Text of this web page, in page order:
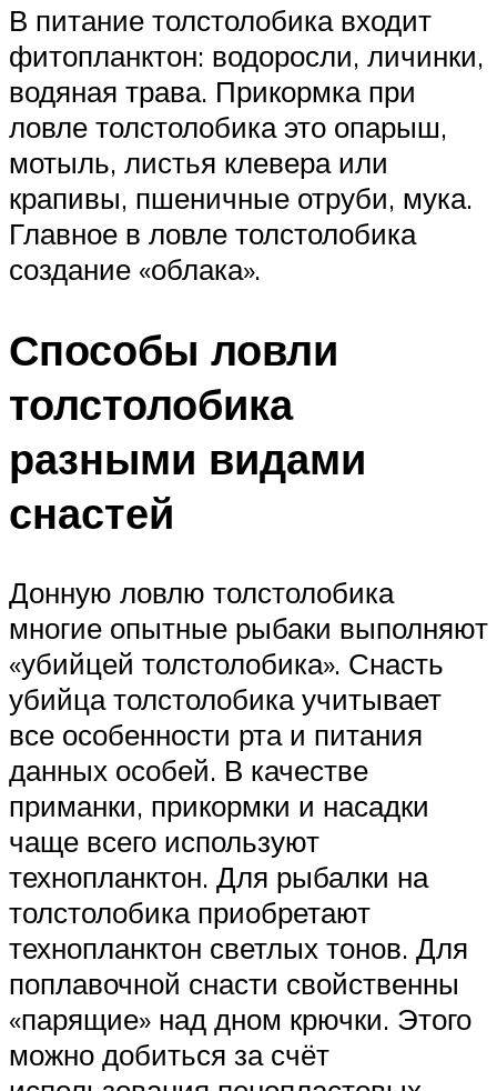
В питание толстолобика входит
фитопланктон: водоросли, личинки,
водяная трава. Прикормка при
ловле толстолобика это опарыш,
мотыль, листья клевера или
крапивы, пшеничные отруби, мука.
Главное в ловле толстолобика
создание «облака».
Способы ловли
толстолобика
разными видами
снастей
Донную ловлю толстолобика
многие опытные рыбаки выполняют
«убийцей толстолобика». Снасть
убийца толстолобика учитывает
все особенности рта и питания
данных особей. В качестве
приманки, прикормки и насадки
чаще всего используют
технопланктон. Для рыбалки на
толстолобика приобретают
технопланктон светлых тонов. Для
поплавочной снасти свойственны
«парящие» над дном крючки. Этого
можно добиться за счёт